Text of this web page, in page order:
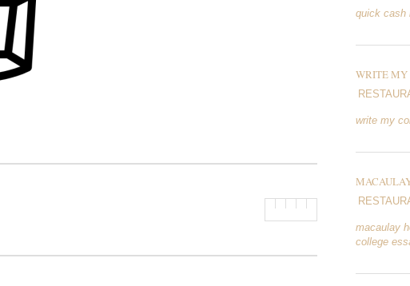
quick cash
WRITE MY
write my
macaulay
college